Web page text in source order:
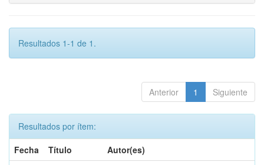
Resultados 1-1 de 1.
Anterior 1 Siguiente
Resultados por ítem:
Fecha
Título
Autor(es)